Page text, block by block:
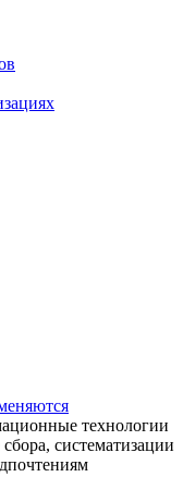
технологии
систематизации